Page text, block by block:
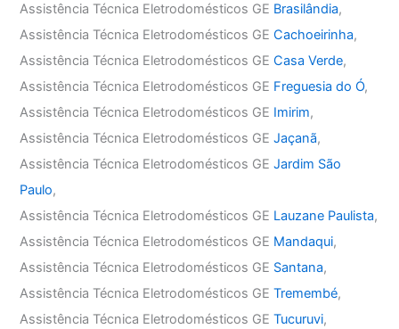
Assistência Técnica Eletrodomésticos GE Brasilândia,
Assistência Técnica Eletrodomésticos GECachoeirinha,
Assistência Técnica Eletrodomésticos GECasa Verde,
Assistência Técnica Eletrodomésticos GE Freguesia do Ó,
Assistência Técnica Eletrodomésticos GE Imirim,
Assistência Técnica Eletrodomésticos GEJaçanã,
Assistência Técnica Eletrodomésticos GEJardim São
Paulo,
Assistência Técnica Eletrodomésticos GE Lauzane Paulista,
Assistência Técnica Eletrodomésticos GE Mandaqui,
Assistência Técnica Eletrodomésticos GE Santana,
Assistência Técnica Eletrodomésticos GETremembé,
Assistência Técnica Eletrodomésticos GETucuruvi,